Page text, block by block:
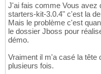
J'ai fais comme Vous avez
starters-kit-3.0.4" c'est la
Mais le problème c'est
le dossier Jboss pour
démo.
Vraiment il m'a casé la tête
plusieurs fois.